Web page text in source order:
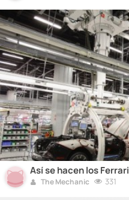
Así se hacen los Ferrari
The Mechanic 331